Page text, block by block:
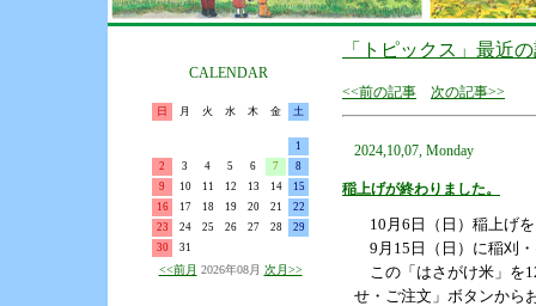
CALENDAR
日 月 火 水 木 金 土
1
2
3 4 5 6 7
8
9
10 11 12 13 14
15
16
17 18 19 20 21
22
23
24 25 26 27 28
29
30
31
<<前月 2026年08月 次月>>
「トピックス」最近
<<前の記事 次の記事>>
2024,10,07, Monday
稲上げが終わりました。
10月6日（日）稲上げ
9月15日（日）に稲刈
この「はさがけ米」を
せ・ご注文」ボタンから